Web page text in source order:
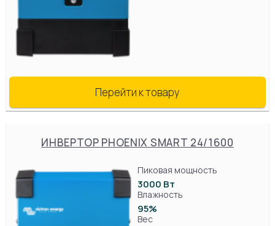
Перейти к товару
ИНВЕРТОР PHOENIX SMART 24/1600
Пиковая мощность
3000 Вт
Влажность
95%
Вес